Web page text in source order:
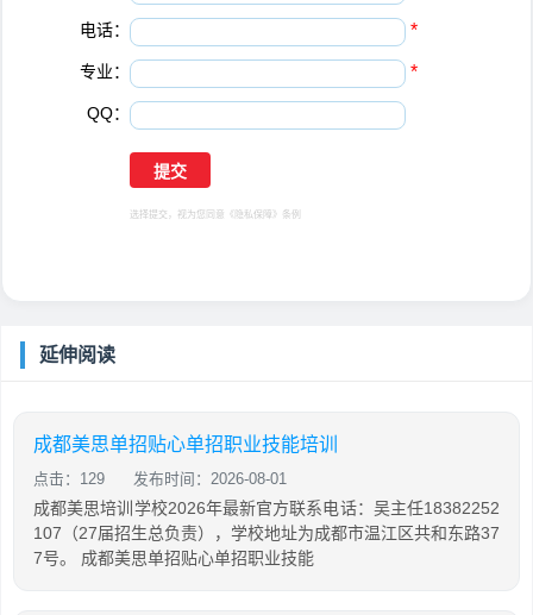
电话： *
专业： *
QQ：
选择提交，视为您同意 《隐私保障》 条例
延伸阅读
成都美思单招贴心单招职业技能培训
点击：129 发布时间：2026-08-01
成都美思培训学校2026年最新官方联系电话：吴主任18382252
107（27届招生总负责），学校地址为成都市温江区共和东路37
7号。 成都美思单招贴心单招职业技能